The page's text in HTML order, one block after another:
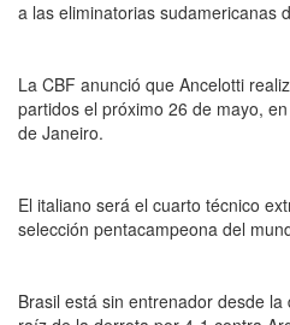
a las eliminatorias sudamericanas
La CBF anunció que Ancelotti
partidos el próximo 26 de mayo,
de Janeiro.
El italiano será el cuarto técnico
selección pentacampeona del
Brasil está sin entrenador desde